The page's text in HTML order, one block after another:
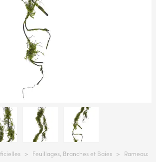
> Feuillages, Branches et Baies > Rameaux